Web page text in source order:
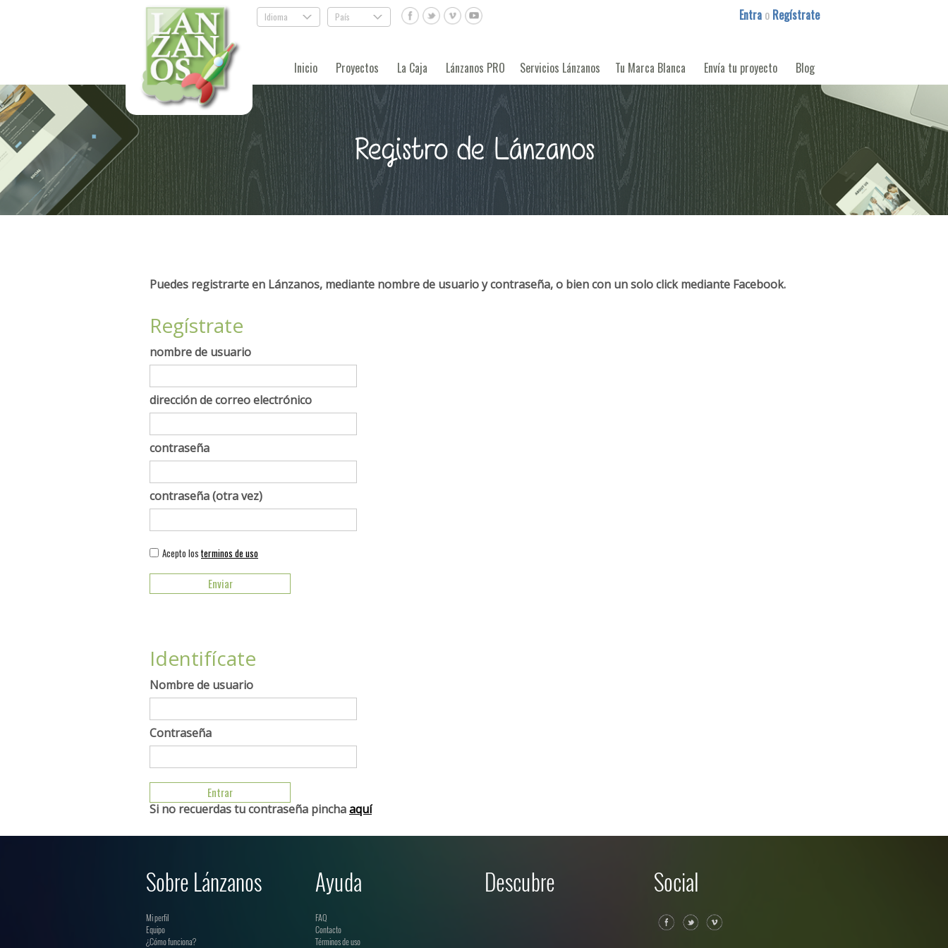
Idioma . País . Entra o Regístrate
Inicio Proyectos La Caja Lánzanos PRO Servicios Lánzanos Tu Marca Blanca Envía tu proyecto Blog
Registro de Lánzanos
Puedes registrarte en Lánzanos, mediante nombre de usuario y contraseña, o bien con un solo click mediante Facebook.
Regístrate
nombre de usuario
dirección de correo electrónico
contraseña
contraseña (otra vez)
Acepto los terminos de uso
Identifícate
Nombre de usuario
Contraseña
Si no recuerdas tu contraseña pinchaaquí
Sobre Lánzanos
Mi perfil
Equipo
¿Cómo funciona?
Ayuda
FAQ
Contacto
Términos de uso
Descubre Social